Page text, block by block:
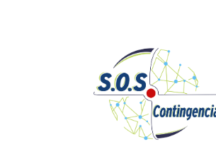
INICIO
SOBRE NOSOTROS
SERVICIOS
TECNOLOGÍA SEGURIDAD